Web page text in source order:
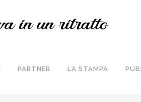
PARTNER LA STAMPA